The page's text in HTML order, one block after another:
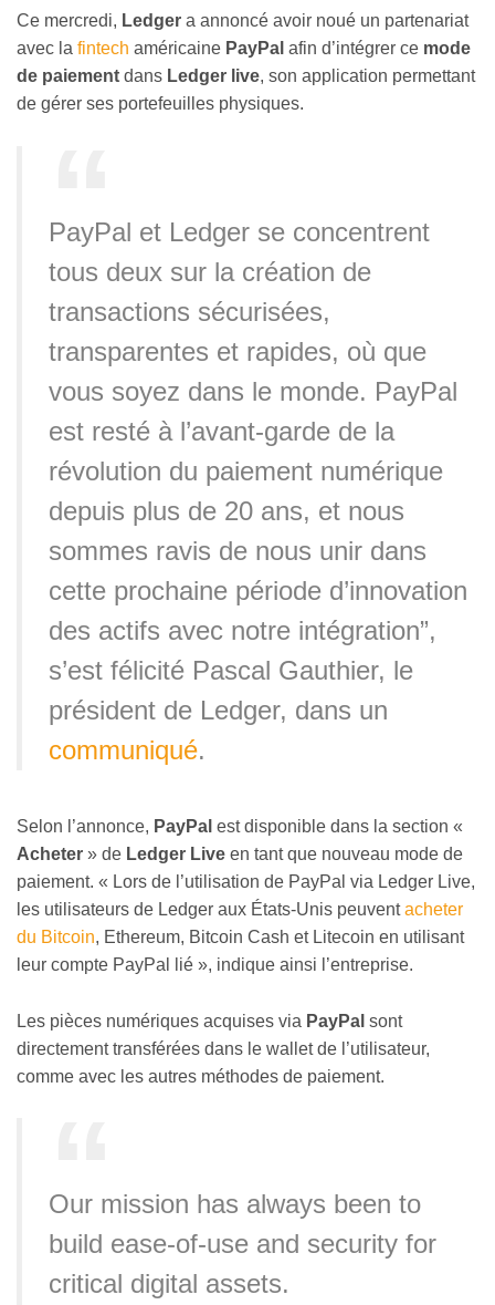
Ce mercredi, Ledger a annoncé avoir noué un partenariat
avec la fintech américaine PayPal afin d’intégrer ce mode
de paiement dans Ledger live, son application permettant
de gérer ses portefeuilles physiques.
PayPal et Ledger se concentrent
tous deux sur la création de
transactions sécurisées,
transparentes et rapides, où que
vous soyez dans le monde. PayPal
est resté à l’avant-garde de la
révolution du paiement numérique
depuis plus de 20 ans, et nous
sommes ravis de nous unir dans
cette prochaine période d’innovation
des actifs avec notre intégration”,
s’est félicité Pascal Gauthier, le
président de Ledger, dans un
communiqué.
Selon l’annonce, PayPal est disponible dans la section «
Acheter » de Ledger Live en tant que nouveau mode de
paiement. « Lors de l’utilisation de PayPal via Ledger Live,
les utilisateurs de Ledger aux États-Unis peuventacheter
du Bitcoin, Ethereum, Bitcoin Cash et Litecoin en utilisant
leur compte PayPal lié », indique ainsi l’entreprise.
Les pièces numériques acquises via PayPal sont
directement transférées dans le wallet de l’utilisateur,
comme avec les autres méthodes de paiement.
Our mission has always been to
build ease-of-use and security for
critical digital assets.